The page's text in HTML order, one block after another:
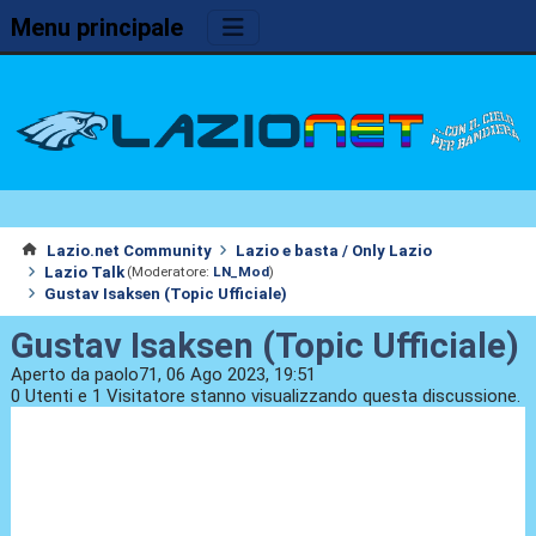
Menu principale
Lazio.net Community
Lazio e basta / Only Lazio
Lazio Talk (Moderatore: LN_Mod)
Gustav Isaksen (Topic Ufficiale)
Gustav Isaksen (Topic Ufficiale)
Aperto da paolo71, 06 Ago 2023, 19:51
0 Utenti e 1 Visitatore stanno visualizzando questa discussione.